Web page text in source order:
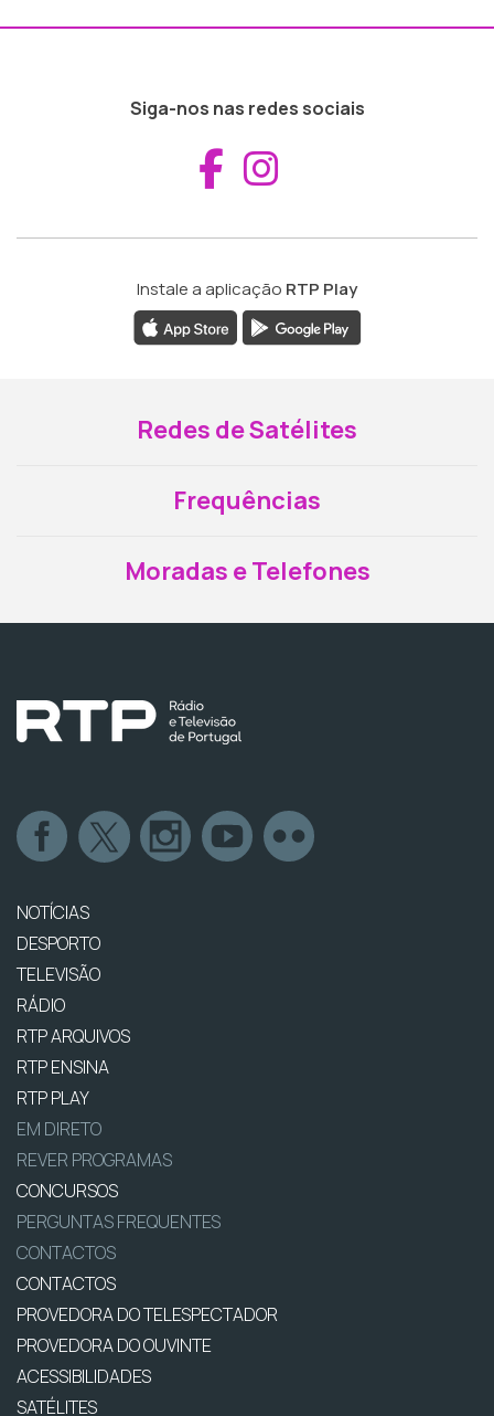
Siga-nos nas redes sociais
Aceder ao
Instale a aplicação RTP Play
Redes de Satélites
Frequências
Moradas e Telefones
NOTÍCIAS
DESPORTO
TELEVISÃO
RÁDIO
RTP ARQUIVOS
RTP ENSINA
RTP PLAY
EM DIRETO
REVER PROGRAMAS
CONCURSOS
PERGUNTAS FREQUENTES
CONTACTOS
CONTACTOS
PROVEDORA DO TELESPECTADOR
PROVEDORA DO OUVINTE
ACESSIBILIDADES
SATÉLITES